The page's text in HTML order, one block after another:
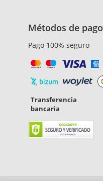
Métodos de pago
Pago 100% seguro
Transferencia
bancaria